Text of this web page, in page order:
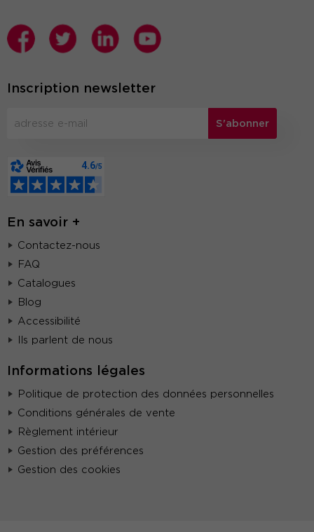
Inscription newsletter
S'abonner
En savoir +
Contactez-nous
FAQ
Catalogues
Blog
Accessibilité
Ils parlent de nous
Informations légales
Politique de protection des données personnelles
Conditions générales de vente
Règlement intérieur
Gestion des préférences
Gestion des cookies